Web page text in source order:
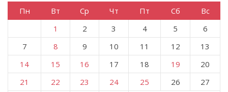
Пн Вт Ср Чт Пт Сб
Вс
1
2 3 4 5
6
7
8 9 10 11 12
13
14
15 16 17 18 19
20
21
22 23 24 25 26
27